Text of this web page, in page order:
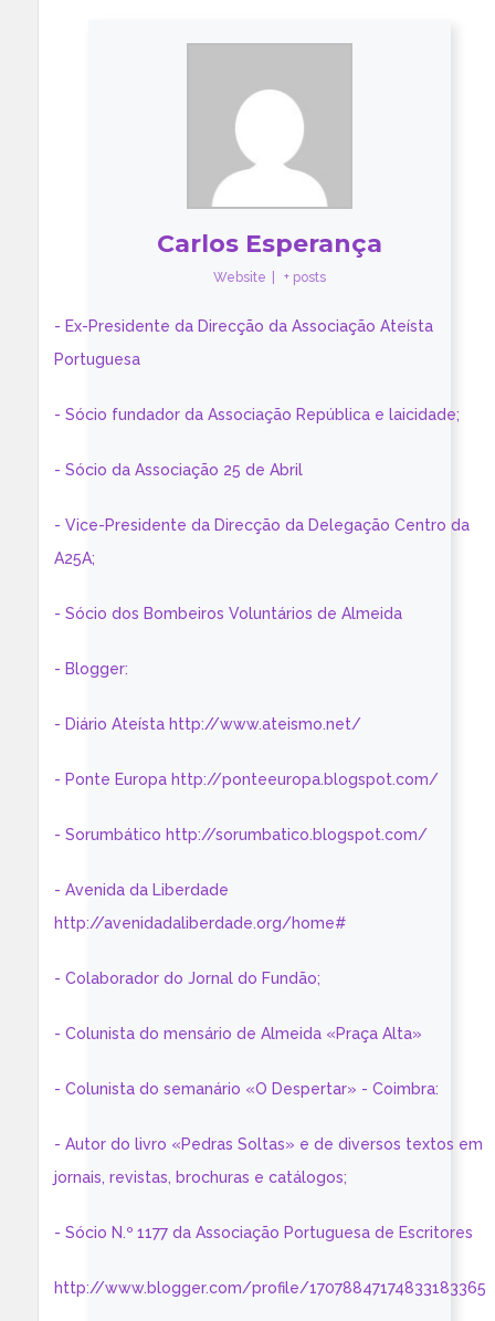
Carlos Esperança
Website + posts
- Ex-Presidente da Direcção da Associação Ateísta
Portuguesa
- Sócio fundador da Associação República e laicidade;
- Sócio da Associação 25 de Abril
- Vice-Presidente da Direcção da Delegação Centro da
A25A;
- Sócio dos Bombeiros Voluntários de Almeida
- Blogger:
- Diário Ateísta http://www.ateismo.net/
- Ponte Europa http://ponteeuropa.blogspot.com/
- Sorumbático http://sorumbatico.blogspot.com/
- Avenida da Liberdade
http://avenidadaliberdade.org/home#
- Colaborador do Jornal do Fundão;
- Colunista do mensário de Almeida «Praça Alta»
- Colunista do semanário «O Despertar» - Coimbra:
- Autor do livro «Pedras Soltas» e de diversos textos em
jornais, revistas, brochuras e catálogos;
- Sócio N.º 1177 da Associação Portuguesa de Escritores
http://www.blogger.com/profile/17078847174833183365